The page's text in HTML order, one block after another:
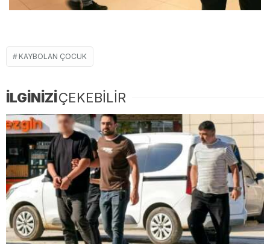
KAYBOLAN ÇOCUK
İLGİNİZİÇEKEBİLİR